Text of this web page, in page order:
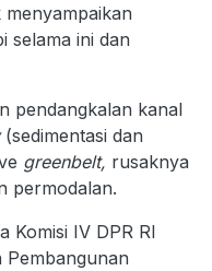
selama ini dan
pendangkalan kanal
(sedimentasi dan
greenbelt, rusaknya
permodalan.
Komisi IV DPR RI
Pembangunan